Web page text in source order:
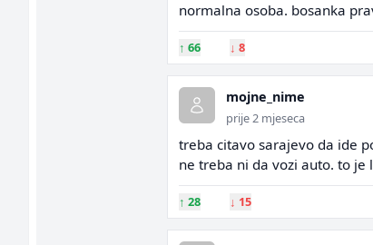
normalna osoba. bosanka
↑ 66 ↓ 8
mojne_nime
prije 2 mjeseca
treba citavo sarajevo da ide
ne treba ni da vozi auto. to je
↑ 28 ↓ 15